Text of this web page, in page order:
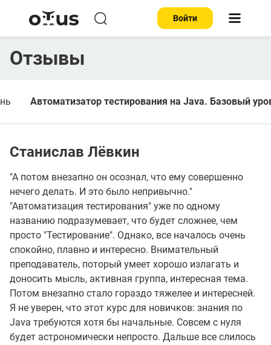
Войти
Отзывы
Автоматизатор тестирования на Java. Базовый
Станислав Лёвкин
"А потом внезапно он осознал, что ему совершенно
нечего делать. И это было непривычно."
"Автоматизация тестирования" уже по одному
названию подразумевает, что будет сложнее, чем
просто "Тестирование". Однако, все началось очень
спокойно, плавно и интересно. Внимательный
преподаватель, поторый умеет хорошо излагать и
доносить мысль, активная группа, интересная тема.
Потом внезапно стало гораздо тяжелее и интересней.
Я не уверен, что этот курс для новичков: знания по
Java требуются хотя бы начальные. Совсем с нуля
будет астрономически непросто. Дальше все слилось